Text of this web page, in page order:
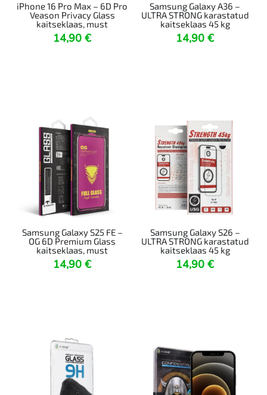
iPhone 16 Pro Max – 6D Pro
Veason Privacy Glass
kaitseklaas, must
14,90 €
Samsung Galaxy A36 –
ULTRA STRONG karastatud
kaitseklaas 45 kg
14,90 €
Samsung Galaxy S25 FE –
OG 6D Premium Glass
kaitseklaas, must
14,90 €
Samsung Galaxy S26 –
ULTRA STRONG karastatud
kaitseklaas 45 kg
14,90 €